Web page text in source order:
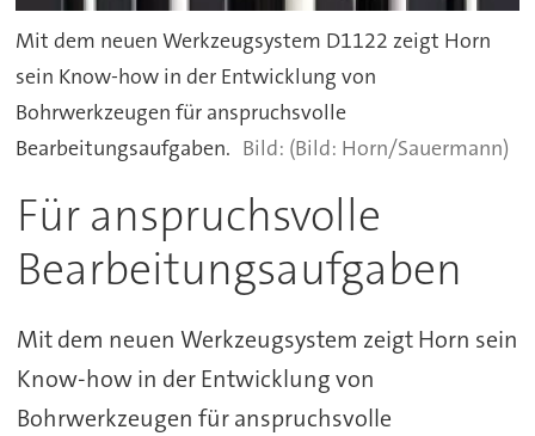
Mit dem neuen Werkzeugsystem D1122 zeigt Horn
sein Know-how in der Entwicklung von
Bohrwerkzeugen für anspruchsvolle
Bearbeitungsaufgaben.
(Bild: Horn/Sauermann)
Für anspruchsvolle
Bearbeitungsaufgaben
Mit dem neuen Werkzeugsystem zeigt Horn sein
Know-how in der Entwicklung von
Bohrwerkzeugen für anspruchsvolle